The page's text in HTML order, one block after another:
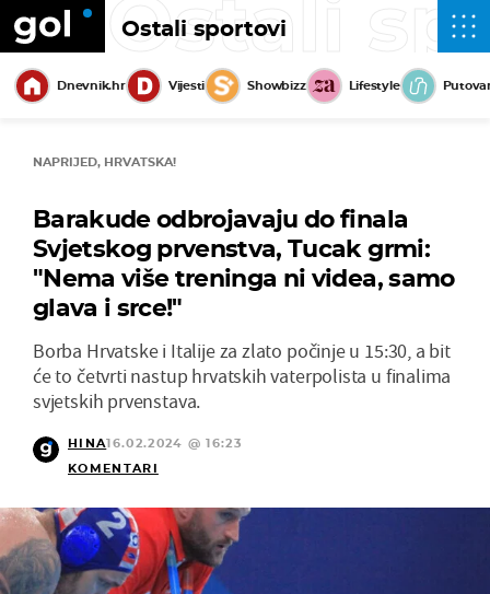
Ostali sportovi
Ostali
Dnevnik.hr Vijesti Showbizz Lifestyle
NAPRIJED, HRVATSKA!
Barakude odbrojavaju do finala
Svjetskog prvenstva, Tucak grmi:
"Nema više treninga ni videa, samo
glava i srce!"
Borba Hrvatske i Italije za zlato počinje u 15:30, a bit
će to četvrti nastup hrvatskih vaterpolista u finalima
svjetskih prvenstava.
HINA16.02.2024 @ 16:23
KOMENTARI